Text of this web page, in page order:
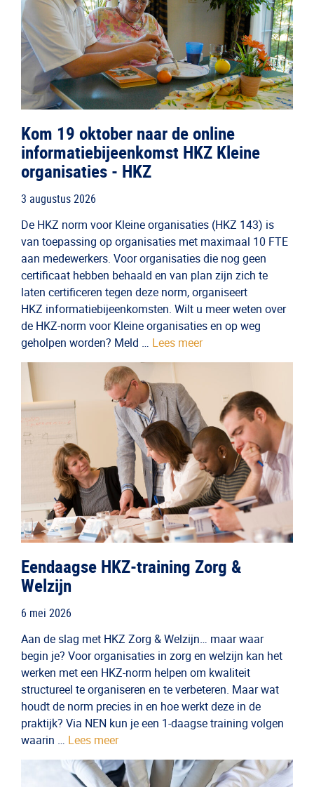
Kom 19 oktober naar de online
informatiebijeenkomst HKZ Kleine
organisaties - HKZ
3 augustus 2026
De HKZ norm voor Kleine organisaties (HKZ 143) is
van toepassing op organisaties met maximaal 10 FTE
aan medewerkers. Voor organisaties die nog geen
certificaat hebben behaald en van plan zijn zich te
laten certificeren tegen deze norm, organiseert
HKZ informatiebijeenkomsten. Wilt u meer weten over
de HKZ-norm voor Kleine organisaties en op weg
geholpen worden? Meld … Lees meer
Eendaagse HKZ-training Zorg &
Welzijn
6 mei 2026
Aan de slag met HKZ Zorg & Welzijn… maar waar
begin je? Voor organisaties in zorg en welzijn kan het
werken met een HKZ-norm helpen om kwaliteit
structureel te organiseren en te verbeteren. Maar wat
houdt de norm precies in en hoe werkt deze in de
praktijk? Via NEN kun je een 1-daagse training volgen
waarin … Lees meer